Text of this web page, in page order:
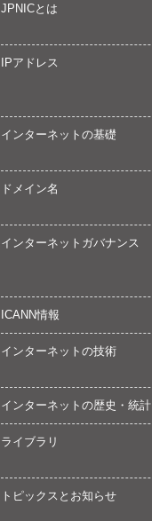
JPNICとは
IPアドレス
インターネットの基礎
ドメイン名
インターネットガバナンス
ICANN情報
インターネットの技術
インターネットの歴史・統計
ライブラリ
トピックスとお知らせ